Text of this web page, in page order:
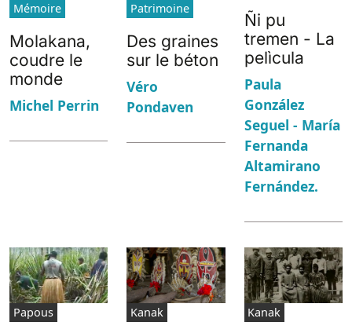
Mémoire
Molakana,
coudre le
monde
Michel Perrin
Patrimoine
Des graines
sur le béton
Véro
Pondaven
Ñi pu
tremen - La
pelìcula
Paula
González
Seguel - María
Fernanda
Altamirano
Fernández.
Papous
Kanak
Kanak